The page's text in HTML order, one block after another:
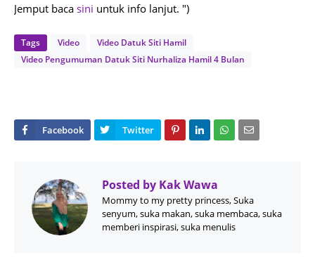
Jemput baca sini untuk info lanjut. ")
Tags Video
Video Datuk Siti Hamil
Video Pengumuman Datuk Siti Nurhaliza Hamil 4 Bulan
Posted by Kak Wawa
Mommy to my pretty princess, Suka
senyum, suka makan, suka membaca, suka
memberi inspirasi, suka menulis